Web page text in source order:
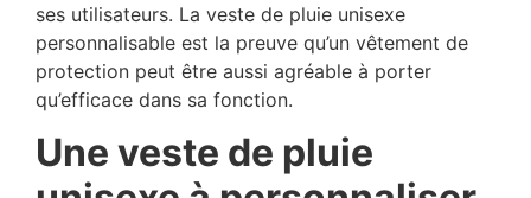
ses utilisateurs. La veste de pluie unisexe
personnalisable est la preuve qu’un vêtement de
protection peut être aussi agréable à porter
qu’efficace dans sa fonction.
Une veste de pluie